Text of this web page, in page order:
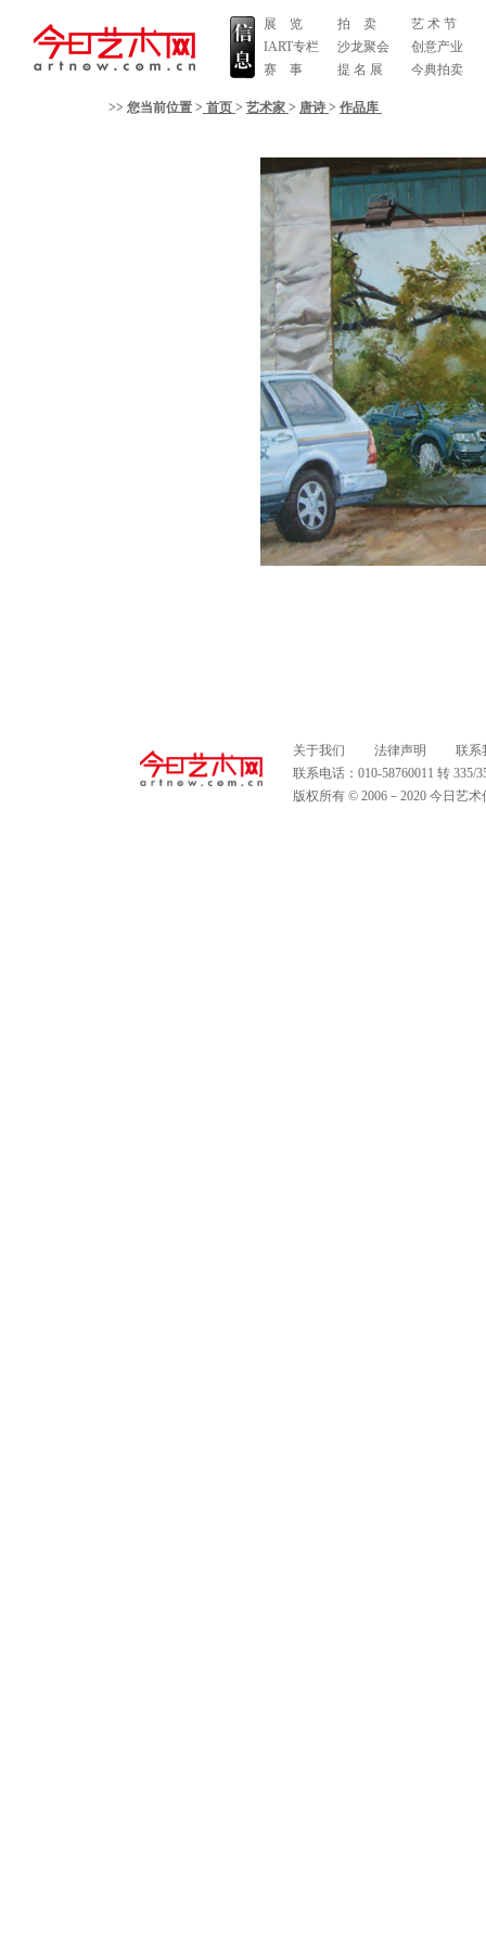
展 览
IART专栏
赛 事
拍 卖
沙龙聚会
提 名 展
艺 术 节
创意产业
今典拍卖
>> 您当前位置 > 首页 > 艺术家 > 唐诗 > 作品库
关于我们 法律声明
联系
联系电话：010-58760011 转
版权所有 © 2006－2020 今日艺